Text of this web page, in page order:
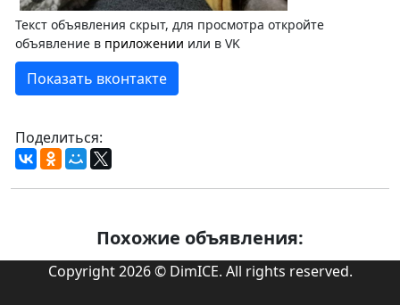
Текст объявления скрыт, для просмотра откройте
объявление в приложении или в VK
Показать вконтакте
Поделиться:
Похожие объявления:
Copyright 2026 © DimICE. All rights reserved.